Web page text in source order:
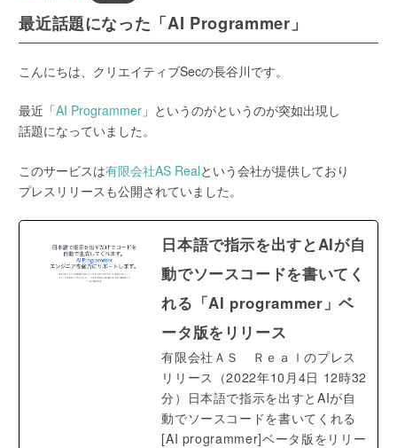
最近話題になった「AI Programmer」
こんにちは、クリエイティブSecの長谷川です。
最近「AI Programmer 」というのがというのが突如出現し
話題になっていました。
このサービスは有限会社AS Realという会社が提供しており
プレスリリースも公開されていました。
日本語で指示を出すとAIが自
動でソースコードを書いてく
れる「AI programmer」ベ
ータ版をリリース
有限会社ＡＳ Ｒｅａｌのプレス
リリース（2022年10月4日 12時32
分）日本語で指示を出すとAIが自
動でソースコードを書いてくれる
[AI programmer]ベータ版をリリー